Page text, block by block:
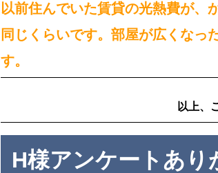
以前住んでいた賃貸の光熱費が、
同じくらいです。部屋が広くなっ
す。
以上、
H様アンケートあり